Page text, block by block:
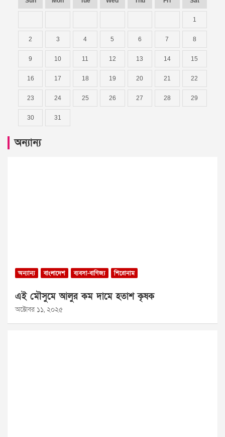
1
2 3 4 5 6 7 8
9 10 11 12 13 14 15
16 17 18 19 20 21 22
23 24 25 26 27 28 29
30 31
অন্যান্য
অন্যান্য বাংলাদেশ ব্যবসা-বাণিজ্য শিরোনাম
এই মৌসুমে আলুর কম দামে হতাশ কৃষক
অক্টোবর ১১, ২০২৫